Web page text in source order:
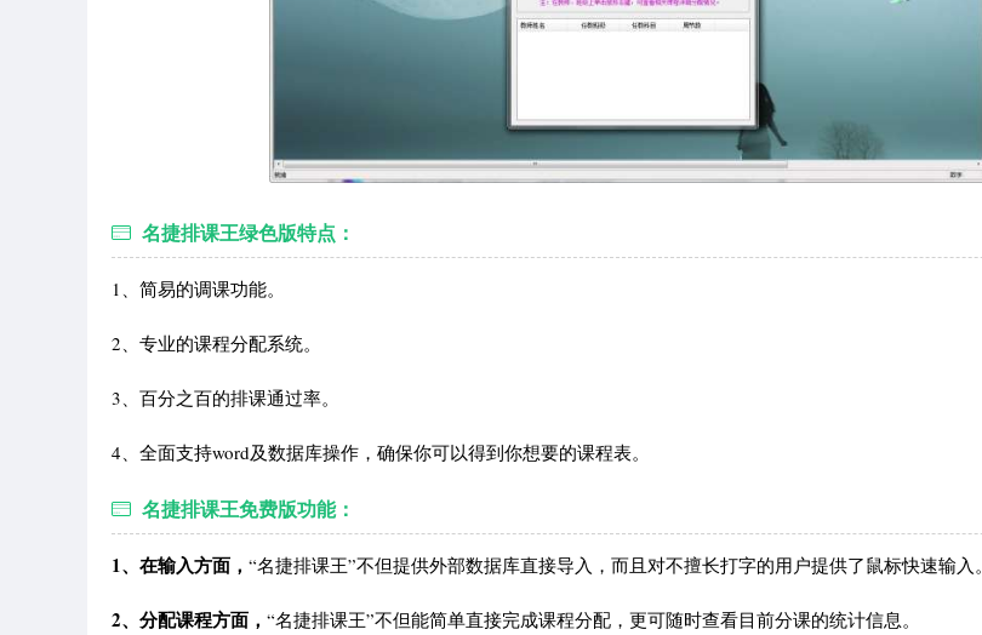
名捷排课王绿色版特点：
1、简易的调课功能。
2、专业的课程分配系统。
3、百分之百的排课通过率。
4、全面支持word及数据库操作，确保你可以得到你想要的课程表。
名捷排课王免费版功能：
1、在输入方面， “名捷排课王”不但提供外部数据库直接导入，而且对不擅长打字的用户提供了鼠标快速输入。
2、分配课程方面， “名捷排课王”不但能简单直接完成课程分配，更可随时查看目前分课的统计信息。